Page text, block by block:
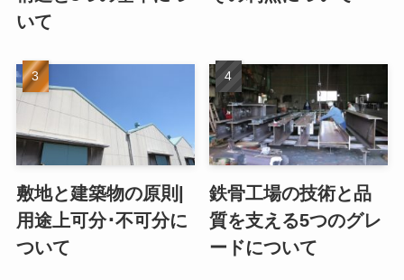
いて
敷地と建築物の原則|
用途上可分･不可分に
ついて
鉄骨工場の技術と品
質を支える5つのグレ
ードについて